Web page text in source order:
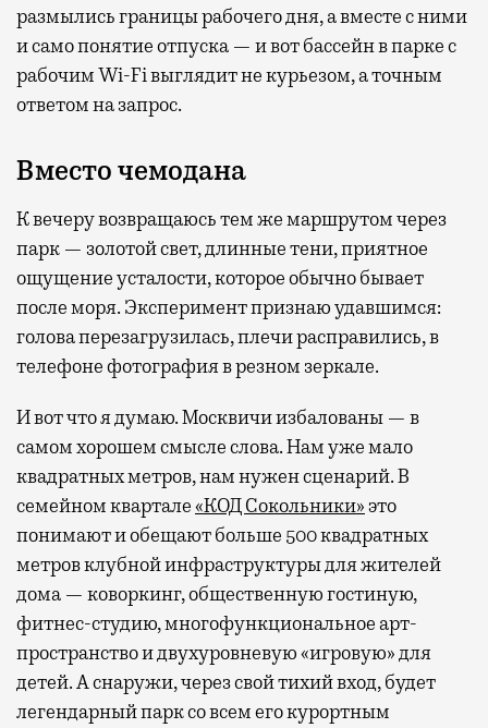
размылись границы рабочего дня, а вместе с ними
и само понятие отпуска — и вот бассейн в парке с
рабочим Wi-Fi выглядит не курьезом, а точным
ответом на запрос.
Вместо чемодана
К вечеру возвращаюсь тем же маршрутом через
парк — золотой свет, длинные тени, приятное
ощущение усталости, которое обычно бывает
после моря. Эксперимент признаю удавшимся:
голова перезагрузилась, плечи расправились, в
телефоне фотография в резном зеркале.
И вот что я думаю. Москвичи избалованы — в
самом хорошем смысле слова. Нам уже мало
квадратных метров, нам нужен сценарий. В
семейном квартале«КОД Сокольники»это
понимают и обещают больше 500 квадратных
метров клубной инфраструктуры для жителей
дома — коворкинг, общественную гостиную,
фитнес-студию, многофункциональное арт-
пространство и двухуровневую «игровую» для
детей. А снаружи, через свой тихий вход, будет
легендарный парк со всем его курортным